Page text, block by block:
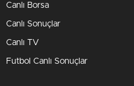
Canlı Borsa
Canlı Sonuçlar
Canlı TV
Futbol Canlı Sonuçlar